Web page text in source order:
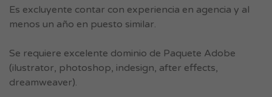
Es excluyente contar con experiencia en agencia y al
menos un año en puesto similar.
Se requiere excelente dominio de Paquete Adobe
(ilustrator, photoshop, indesign, after effects,
dreamweaver).